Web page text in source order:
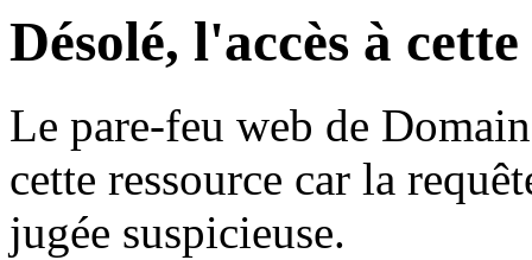
Désolé, l'accès à
Le pare-feu web de
cette ressource car la
jugée suspicieuse.